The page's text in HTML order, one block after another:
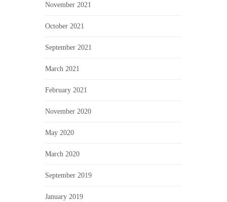
November 2021
October 2021
September 2021
March 2021
February 2021
November 2020
May 2020
March 2020
September 2019
January 2019